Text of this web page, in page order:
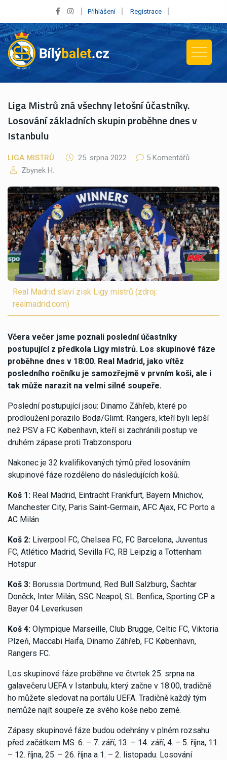
Přihlášení Registrace
Liga Mistrů zná všechny letošní účastníky.
Losování základních skupin proběhne dnes v
Istanbulu
LIGA MISTRŮ 25. srpna 2022
5 Komentářů
Zbynek H.
Real Madrid slaví zisk Ligy mistrů (zdroj:
realmadrid.com)
Včera večer jsme poznali poslední účastníky
postupující z předkola Ligy mistrů. Los skupinové fáze
proběhne dnes v 18:00. Real Madrid, jako vítěz
posledního ročníku je samozřejmě v prvním koši, ale i
tak může narazit na velmi silné soupeře.
Poslední postupující jsou: Dinamo Záhřeb, které po
prodloužení porazilo Bodø/Glimt. Rangers, kteří byli lepší
než PSV a FC København, kteří si zachránili postup ve
druhém zápase proti Trabzonsporu.
Nakonec je 32 kvalifikovaných týmů před losováním
skupinové fáze rozděleno do následujících košů.
Koš 1: Real Madrid, Eintracht Frankfurt, Bayern Mnichov,
Manchester City, Paris Saint-Germain, AFC Ajax, FC Porto a
AC Milán
Koš 2: Liverpool FC, Chelsea FC, FC Barcelona, ​​​​Juventus
FC, Atlético Madrid, Sevilla FC, RB Leipzig a Tottenham
Hotspur
Koš 3: Borussia Dortmund, Red Bull Salzburg, Šachtar
Doněck, Inter Milán, SSC Neapol, SL Benfica, Sporting CP a
Bayer 04 Leverkusen
Koš 4: Olympique Marseille, Club Brugge, Celtic FC, Viktoria
Plzeň, Maccabi Haifa, Dinamo Záhřeb, FC København,
Rangers FC.
Los skupinové fáze proběhne ve čtvrtek 25. srpna na
galavečeru UEFA v Istanbulu, který začne v 18:00, tradičně
ho můžete sledovat na portálu UEFA. Tradičně každý tým
nemůže najít soupeře ze svého koše nebo země.
Zápasy skupinové fáze budou odehrány v plném rozsahu
před začátkem MS: 6. – 7. září, 13. – 14. září, 4. – 5. října, 11.
– 12. října, 25. – 26. října a 1. – 2. listopadu. Losování